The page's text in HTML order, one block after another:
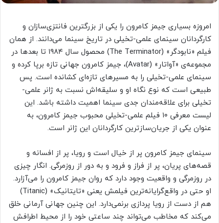
امروزه بسیاری جیمز کامرون را یکی از بزرگترین فانتزی‌سازان و
کارگردانان سینمای علمی-تخیلی در تاریخ سینما می‌دانند. از همان
فیلم «نابودگر» (The Terminator) محصول سال ۱۹۸۴ تا بعدها در
مجموعه‌ی «آواتار» (Avatar)، جیمز کامرون جهانی تازه برپا کرده و
سینمای علمی-تخیلی را به مسیرهای تازه‌ای کشانده است. پس
طبیعی است که نوع نگاه او و سلیقه‌اش نسبت به ژانر علمی-
تخیلی برای علاقه‌مندان جدی سینما اهمیت داشته باشد. این
لیست معرفی ۱۰ فیلم علمی-تخیلی محبوب جیمز کامرون، به
عنوان یکی از جریان‌سازترین کارگردانان این ژانر است.
سینمای جیمز کامرون پر از خیال است و رویا، پر از افسانه‌ و
قصه‌های پریان، پر از فراز و فرود و به دور از روزمرگی. انگار چیزی
در روزمرگی و واقعیت وجود دارد که روان جیمز کامرون را می‌آزارد.
او حتی در واقع‌گرایانه‌ترین فیلمش یعنی «تایتانیک» (Titanic)
هم از دست از رویا پردازی برنمی‌دارد. این چنین جهانی آرمانی خلق
می‌کند که مخاطب می‌تواند چند ساعتی خود را از محیط اطرافش